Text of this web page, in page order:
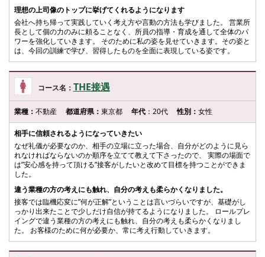
理想の上司像のトップに挙げてくれるようになります
会社へ持ち帰って実践していく考え方や言動の方法も学びました。 営業所
長として個の力のみに頼ることなく、所員の指導・育成を通して全体のパ
ワーを強化していきます。 そのために私の姿を見せていきます。その姿と
は、今回の訓練で学び、習得したものを全面に表現している姿です。
コース名： THE接遇
業種： 不動産 都道府県： 東京都 年代：20代 性別： 女性
相手に信頼されるようになっていきたい
なぜ礼儀が必要なのか、相手の立場に立った場合、自分がどのように見ら
れなければならないのか順序を立てて教えて下さったので、 実際の場面で
は”安心感を持って頂ける”接客がしたいと改めて目標を持つことができま
した。
違う業種の方の考えにも触れ、自分の考えも柔らかくなりました。
接客では臨機応変に”何が正解”ということは言いづらいですが、基礎がし
っかり出来たことで少しだけ自信が持てるようになりました。 ロールプレ
イングで違う業種の方の考えにも触れ、自分の考えも柔らかくなりまし
た。 お客様のために何が必要か、常に考え行動していきます。